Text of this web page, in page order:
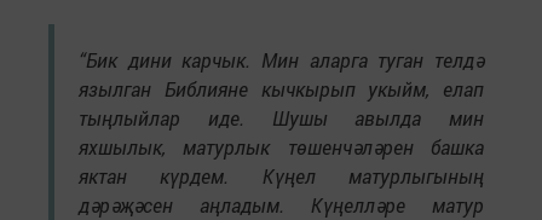
“Бик дини карчык. Мин аларга туган телдә
язылган Библияне кычкырып укыйм, елап
тыңлыйлар иде. Шушы авылда мин
яхшылык, матурлык төшенчәләрен башка
яктан күрдем. Күңел матурлыгының
дәрәҗәсен аңладым. Күңелләре матур